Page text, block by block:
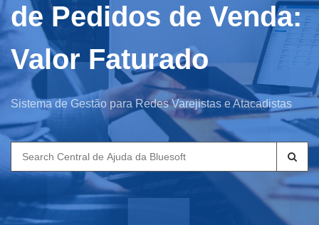
de Pedidos de Venda:
Valor Faturado
Sistema de Gestão para Redes Varejistas e Atacadistas
Search
for: